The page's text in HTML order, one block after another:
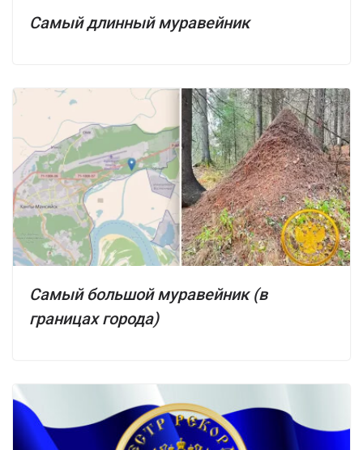
Самый длинный муравейник
Самый большой муравейник (в
границах города)